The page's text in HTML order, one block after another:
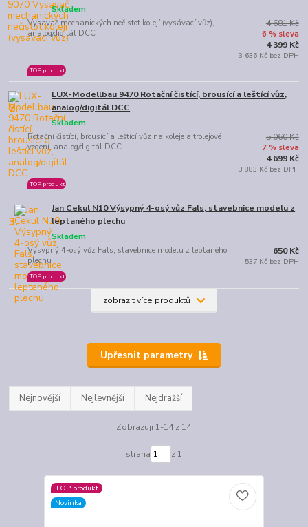
Vysavač mechanických nečistot kolejí (vysávací vůz),
analog/digitál DCC
Skladem
TOP produkt
4 681 Kč
6 % sleva
4 399 Kč
3 636 Kč bez DPH
2.
LUX-Modellbau 9470 Rotační čistící, brousící a leštící vůz,
analog/digitál DCC
Rotační čistící, brousící a leštící vůz na koleje a trolejové
vedení, analog/digitál DCC
Skladem
TOP produkt
5 060 Kč
7 % sleva
4 699 Kč
3 883 Kč bez DPH
3.
Jan Cekul N10 Výsypný 4-osý vůz Fals, stavebnice modelu z
leptaného plechu
Výsypný 4-osý vůz Fals, stavebnice modelu z leptaného
plechu
Skladem
TOP produkt
650 Kč
537 Kč bez DPH
zobrazit více produktů
Upřesnit parametry
Nejnovější Nejlevnější Nejdražší
Zobrazuji 1-14 z 14
strana z 1
TOP produkt
Novinka